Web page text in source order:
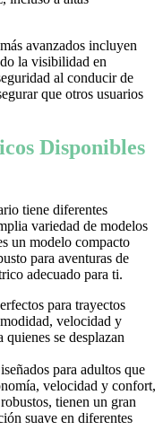
avanzados incluyen
la visibilidad en
al conducir de
que otros usuarios
Disponibles
tiene diferentes
variedad de modelos
un modelo compacto
para aventuras de
adecuado para ti.
para trayectos
velocidad y
se desplazan
para adultos que
velocidad y confort,
tienen un gran
suave en diferentes